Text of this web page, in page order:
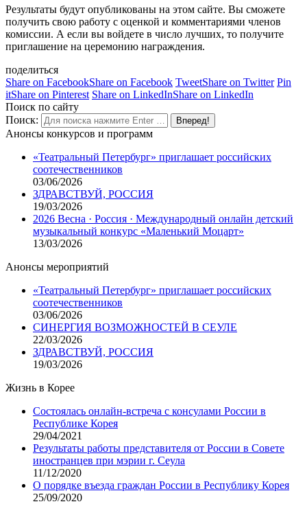
Результаты будут опубликованы на этом сайте. Вы сможете
получить свою работу с оценкой и комментариями членов
комиссии. А если вы войдете в число лучших, то получите
приглашение на церемонию награждения.
поделиться
Share on FacebookShare on Facebook TweetShare on Twitter Pin
itShare on Pinterest Share on LinkedInShare on LinkedIn
Поиск по сайту
Поиск:
Анонсы конкурсов и программ
«Театральный Петербург» приглашает российских
соотечественников
03/06/2026
ЗДРАВСТВУЙ, РОССИЯ
19/03/2026
2026 Весна · Россия · Международный онлайн детский
музыкальный конкурс «Маленький Моцарт»
13/03/2026
Анонсы мероприятий
«Театральный Петербург» приглашает российских
соотечественников
03/06/2026
СИНЕРГИЯ ВОЗМОЖНОСТЕЙ В СЕУЛЕ
22/03/2026
ЗДРАВСТВУЙ, РОССИЯ
19/03/2026
Жизнь в Корее
Состоялась онлайн-встреча с консулами России в
Республике Корея
29/04/2021
Результаты работы представителя от России в Совете
иностранцев при мэрии г. Сеула
11/12/2020
О порядке въезда граждан России в Республику Корея
25/09/2020